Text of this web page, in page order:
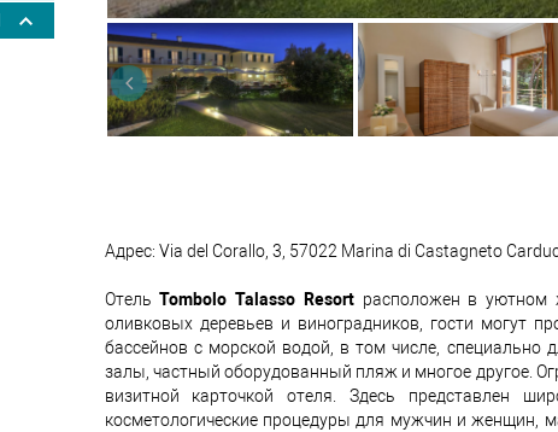
Адрес: Via del Corallo, 3, 57022 Marina di Castagneto
ОтельTombolo Talasso Resortрасположен в уютном
оливковых деревьев и виноградников, гости могут
бассейнов с морской водой, в том числе, специально
залы, частный оборудованный пляж и многое другое.
визитной карточкой отеля. Здесь представлен
косметологические процедуры для мужчин и женщин,